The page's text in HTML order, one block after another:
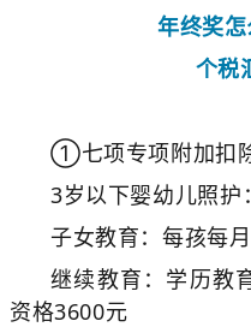
年终奖怎
个税
①七项专项附加扣除
3岁以下婴幼儿照
子女教育：每孩每
继续教育：学历教
资格3600元